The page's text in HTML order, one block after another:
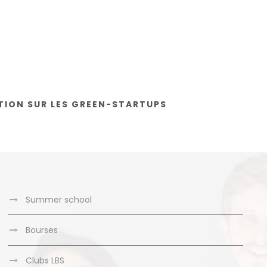
SUR LES GREEN-STARTUPS
Summer school
Bourses
Clubs LBS